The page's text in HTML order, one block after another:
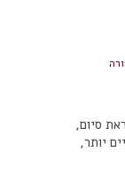
סיום,
יותר,